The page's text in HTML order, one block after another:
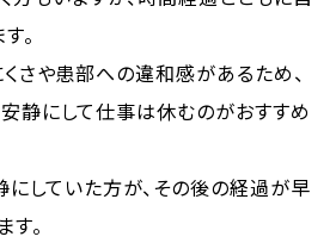
。
さや患部への違和感があるため、
静にして仕事は休むのがおすすめ
していた方が、その後の経過が早
す。